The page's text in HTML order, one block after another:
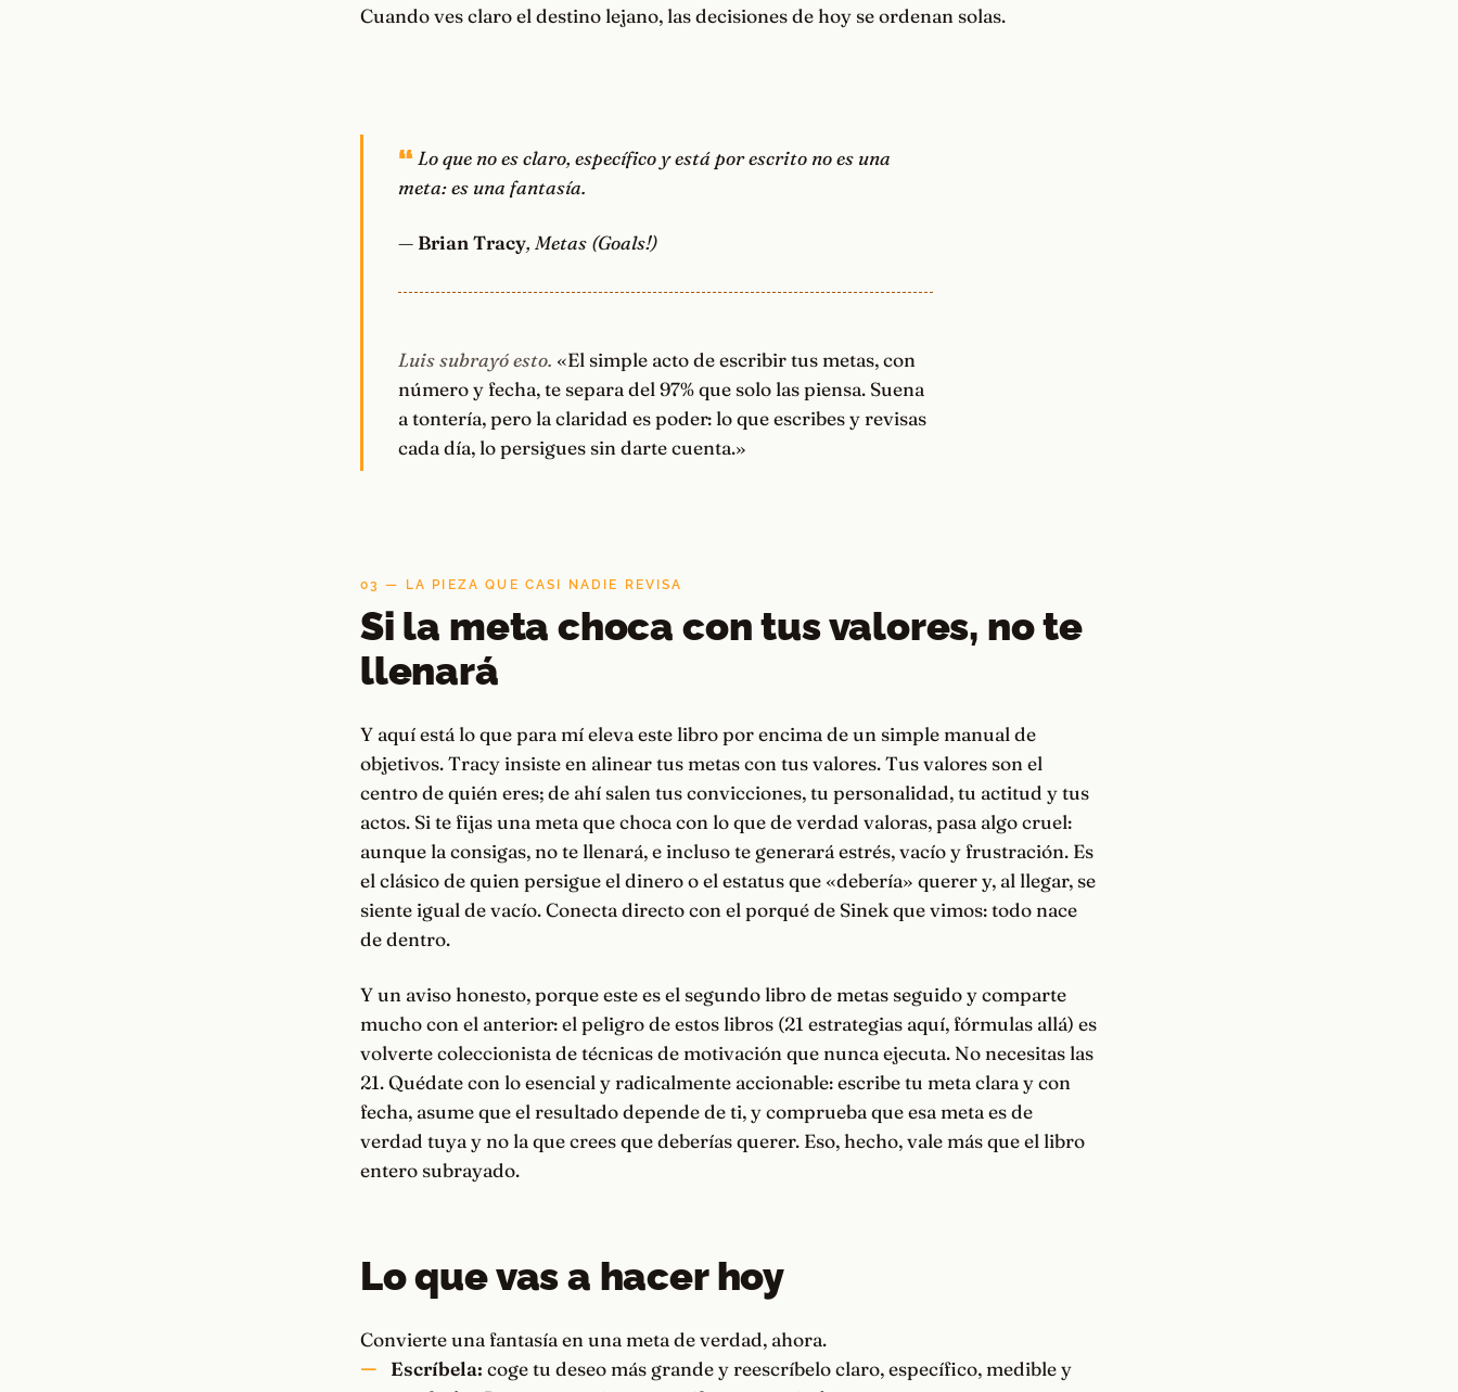
Cuando ves claro el destino lejano, las decisiones de hoy se ordenan solas.
Lo que no es claro, específico y está por escrito no es una
meta: es una fantasía.
— Brian Tracy, Metas (Goals!)
Luis subrayó esto. «El simple acto de escribir tus metas, con
número y fecha, te separa del 97% que solo las piensa. Suena
a tontería, pero la claridad es poder: lo que escribes y revisas
cada día, lo persigues sin darte cuenta.»
03 — LA PIEZA QUE CASI NADIE REVISA
Si la meta choca con tus valores, no te
llenará
Y aquí está lo que para mí eleva este libro por encima de un simple manual de
objetivos. Tracy insiste en alinear tus metas con tus valores. Tus valores son el
centro de quién eres; de ahí salen tus convicciones, tu personalidad, tu actitud y tus
actos. Si te fijas una meta que choca con lo que de verdad valoras, pasa algo cruel:
aunque la consigas, no te llenará, e incluso te generará estrés, vacío y frustración. Es
el clásico de quien persigue el dinero o el estatus que «debería» querer y, al llegar, se
siente igual de vacío. Conecta directo con el porqué de Sinek que vimos: todo nace
de dentro.
Y un aviso honesto, porque este es el segundo libro de metas seguido y comparte
mucho con el anterior: el peligro de estos libros (21 estrategias aquí, fórmulas allá) es
volverte coleccionista de técnicas de motivación que nunca ejecuta. No necesitas las
21. Quédate con lo esencial y radicalmente accionable: escribe tu meta clara y con
fecha, asume que el resultado depende de ti, y comprueba que esa meta es de
verdad tuya y no la que crees que deberías querer. Eso, hecho, vale más que el libro
entero subrayado.
Lo que vas a hacer hoy
Convierte una fantasía en una meta de verdad, ahora.
Escríbela: coge tu deseo más grande y reescríbelo claro, específico, medible y